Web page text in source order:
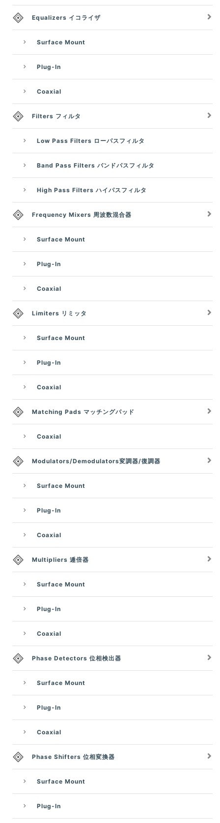
Equalizers イコライザ
Surface Mount
Plug-In
Coaxial
Filters フィルタ
Low Pass Filters ローパスフィルタ
Band Pass Filters バンドパスフィルタ
High Pass Filters ハイパスフィルタ
Frequency Mixers 周波数混合器
Surface Mount
Plug-In
Coaxial
Limiters リミッタ
Surface Mount
Plug-In
Coaxial
Matching Pads マッチングパッド
Coaxial
Modulators/Demodulators変調器/復調器
Surface Mount
Plug-In
Coaxial
Multipliers 逓倍器
Surface Mount
Plug-In
Coaxial
Phase Detectors 位相検出器
Surface Mount
Plug-In
Coaxial
Phase Shifters 位相変換器
Surface Mount
Plug-In